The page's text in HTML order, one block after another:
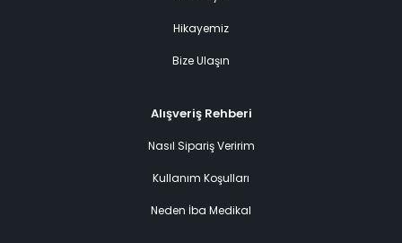
Hikayemiz
Bize Ulaşın
Alışveriş Rehberi
Nasıl Sipariş Veririm
Kullanım Koşulları
Neden İba Medikal